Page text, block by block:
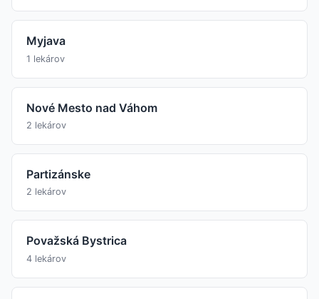
Myjava
1 lekárov
Nové Mesto nad Váhom
2 lekárov
Partizánske
2 lekárov
Považská Bystrica
4 lekárov